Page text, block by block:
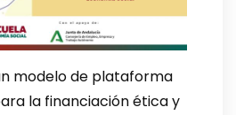
modelo de plataforma
la financiación ética y